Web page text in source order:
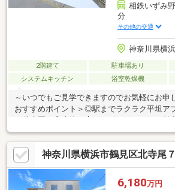
相鉄いずみ
分
その他の交通
神奈川県横
2階建て 駐車場あり
システムキッチン
浴室乾燥機
～いつでもご見学できますのでお気軽にお申
おすすめポイント＞◎駅までラクラク平坦ア
♪◎南向きで陽当りのよいテラスとお庭があ
間に新規デザインリノベーション♪◎入居後
保険付（保証期間5年）＜交通アクセス＞①
ずみ野」駅徒歩14分、「弥生台」駅徒歩17分
徒歩18分②市営地下鉄ブルーライン「立場」
神奈川県横浜市鶴見区北寺尾
6,180万円